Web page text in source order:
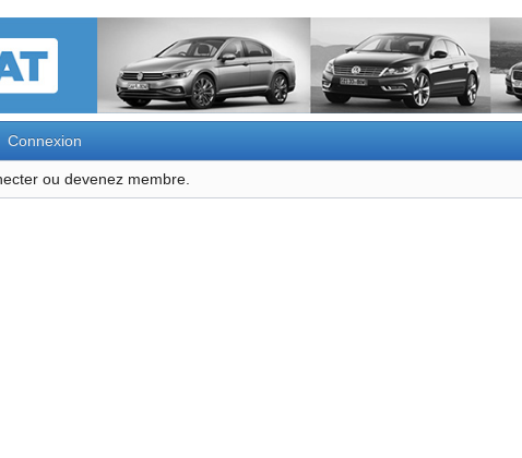
Connexion
ou devenez membre.